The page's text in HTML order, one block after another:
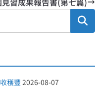
穫豐 2026-08-07